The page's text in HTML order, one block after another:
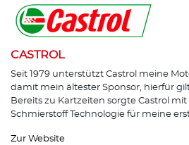
CASTROL
Seit 1979 unterstützt Castrol meine
damit mein ältester Sponsor, hierfür
Bereits zu Kartzeiten sorgte Castrol
Schmierstoff Technologie für meine
Zur Website